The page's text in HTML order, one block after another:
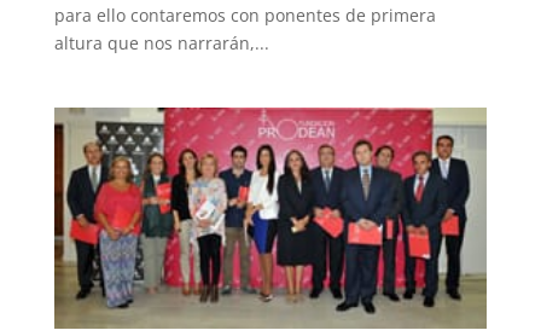
para ello contaremos con ponentes de primera
altura que nos narrarán,...